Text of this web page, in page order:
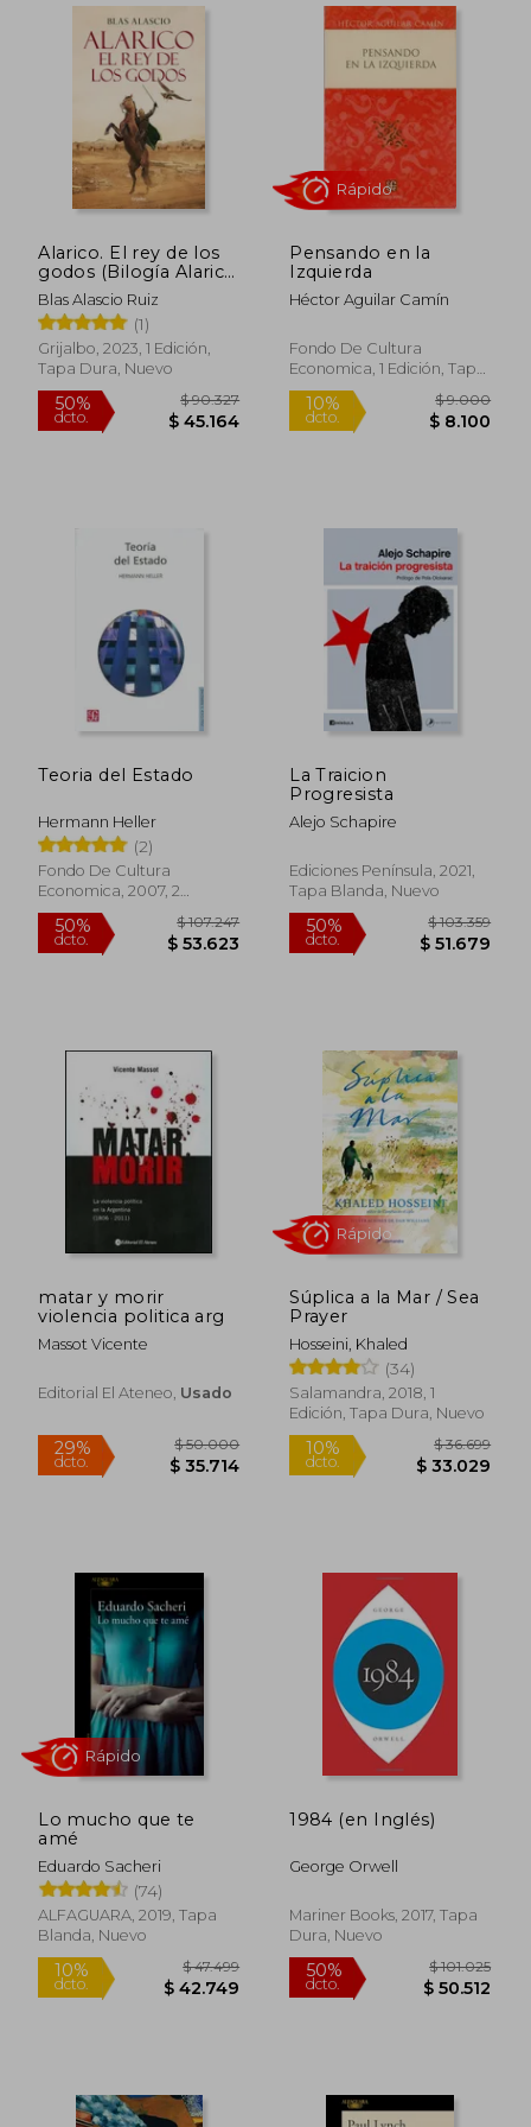
50% 40%
dcto.
Alarico. El rey de los
godos (Bilogía Alarico
1)
Blas Alascio Ruiz
(1)
Grijalbo, 2023, 1 Edición,
Tapa Dura, Nuevo
50%
dcto.
$ 90.327
Pensando en la
Izquierda
Héctor Aguilar Camín
Fondo De Cultura
Economica, 1 Edición, Tapa
Blanda, Nuevo
10%
dcto.
Rápido
Teoria del Estado
Hermann Heller
(2)
Fondo De Cultura
Economica, 2007, 2
Edición, Tapa Blanda,
Nuevo
La Traicion
Progresista
Alejo Schapire
Ediciones Península, 2021,
Tapa Blanda, Nuevo
matar y morir
violencia politica arg
Massot Vicente
Editorial El Ateneo, Usado
Súplica a la Mar / Sea
Prayer
Hosseini, Khaled
(34)
Salamandra, 2018, 1
Edición, Tapa Dura, Nuevo
Lo mucho que te
amé
Eduardo Sacheri
(74)
ALFAGUARA, 2019, Tapa
Blanda, Nuevo
1984 (en Inglés)
George Orwell
Mariner Books, 2017, Tapa
Dura, Nuevo